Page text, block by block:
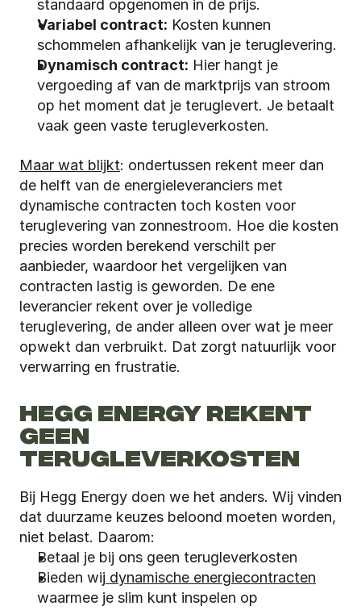
standaard opgenomen in de prijs.
Variabel contract: Kosten kunnen
schommelen afhankelijk van je teruglevering.
Dynamisch contract: Hier hangt je
vergoeding af van de marktprijs van stroom
op het moment dat je teruglevert. Je betaalt
vaak geen vaste terugleverkosten.
Maar wat blijkt: ondertussen rekent meer dan
de helft van de energieleveranciers met
dynamische contracten toch kosten voor
teruglevering van zonnestroom. Hoe die kosten
precies worden berekend verschilt per
aanbieder, waardoor het vergelijken van
contracten lastig is geworden. De ene
leverancier rekent over je volledige
teruglevering, de ander alleen over wat je meer
opwekt dan verbruikt. Dat zorgt natuurlijk voor
verwarring en frustratie.
HEGG ENERGY REKENT
GEEN
TERUGLEVERKOSTEN
Bij Hegg Energy doen we het anders. Wij vinden
dat duurzame keuzes beloond moeten worden,
niet belast. Daarom:
Betaal je bij ons geen terugleverkosten
Bieden wij dynamische energiecontracten
waarmee je slim kunt inspelen op